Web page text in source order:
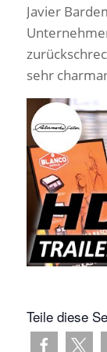
Javier
sehr
Teile diese